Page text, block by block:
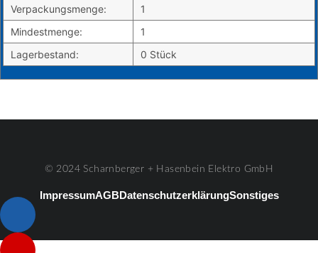
Verpackungsmenge:
1
Mindestmenge:
1
Lagerbestand:
0 Stück
© 2024 Scharnberger + Hasenbein Elektro GmbH
ImpressumAGBDatenschutzerklärungSonstiges